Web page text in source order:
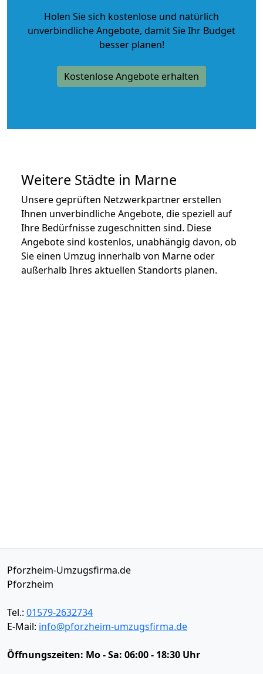
Holen Sie sich kostenlose und natürlich
unverbindliche Angebote, damit Sie Ihr Budget
besser planen!
Kostenlose Angebote erhalten
Weitere Städte in Marne
Unsere geprüften Netzwerkpartner erstellen
Ihnen unverbindliche Angebote, die speziell auf
Ihre Bedürfnisse zugeschnitten sind. Diese
Angebote sind kostenlos, unabhängig davon, ob
Sie einen Umzug innerhalb von Marne oder
außerhalb Ihres aktuellen Standorts planen.
Pforzheim-Umzugsfirma.de
Pforzheim
Tel.: 01579-2632734
E-Mail: info@pforzheim-umzugsfirma.de
Öffnungszeiten: Mo - Sa: 06:00 - 18:30 Uhr